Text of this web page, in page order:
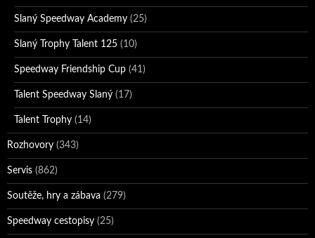
Slaný Speedway Academy (25)
Slaný Trophy Talent 125 (10)
Speedway Friendship Cup (41)
Talent Speedway Slaný (17)
Talent Trophy (14)
Rozhovory (343)
Servis (862)
Soutěže, hry a zábava (279)
Speedway cestopisy (25)